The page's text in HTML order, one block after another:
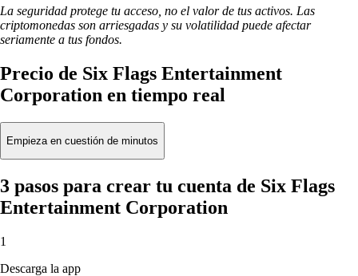
La seguridad protege tu acceso, no el valor de tus activos. Las
criptomonedas son arriesgadas y su volatilidad puede afectar
seriamente a tus fondos.
Precio de Six Flags Entertainment
Corporation en tiempo real
Empieza en cuestión de minutos
3 pasos para crear tu cuenta de Six Flags
Entertainment Corporation
1
Descarga la app